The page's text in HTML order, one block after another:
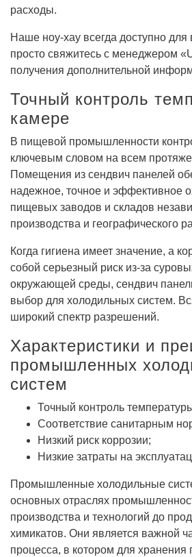
расходы.
Наше ноу-хау всегда доступно
просто свяжитесь с менеджером
получения дополнительной
Точный контроль
камере
В пищевой промышленности
ключевым словом на всем
Помещения из сендвич панелей
надежное, точное и эффективное
пищевых заводов и складов
производства и географического
Когда гигиена имеет значение, а
собой серьезный риск из-за
окружающей среды, сендвич
выбор для холодильных систем.
широкий спектр разрешений.
Характеристики и
промышленных
систем
Точный контроль
Соответствие санитарным
Низкий риск коррозии;
Низкие затраты на
Промышленные холодильные
основных отраслях
производства и технологий до
химикатов. Они является важной
процесса, в котором для хранения